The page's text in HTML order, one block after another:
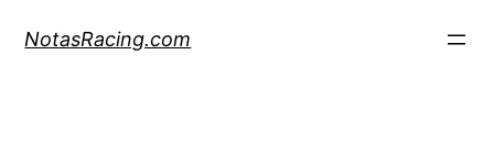
NotasRacing.com